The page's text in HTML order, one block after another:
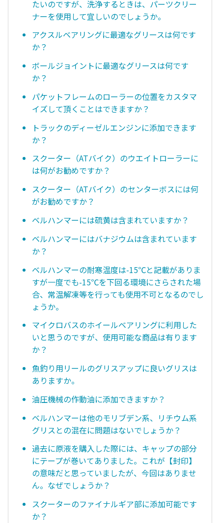
たいのですが、洗浄するときは、パーツクリー
ナーを使用して宜しいのでしょうか。
アクスルベアリングに最適なグリースは何です
か？
ボールジョイントに最適なグリースは何です
か？
パケットフレームのローラーの位置をカスタマ
イズして頂くことはできますか？
トラックのディーゼルエンジンに添加できます
か？
スクーター（ATバイク）のウエイトローラーに
は何がお勧めですか？
スクーター（ATバイク）のセンターボスには何
がお勧めですか？
ベルハンマーには硫黄は含まれていますか？
ベルハンマーにはバナジウムは含まれています
か？
ベルハンマーの耐寒温度は-15℃と記載がありま
すが一度でも-15℃を下回る環境にさらされた場
合、常温解凍等を行っても使用不可となるのでし
ょうか。
マイクロバスのホイールベアリングに利用した
いと思うのですが、使用可能な商品は有ります
か？
魚釣り用リールのグリスアップに良いグリスは
ありますか。
油圧機械の作動油に添加できますか？
ベルハンマーは他のモリブデン系、リチウム系
グリスとの混在に問題はないでしょうか？
過去に原液を購入した際には、キャップの部分
にテープが巻いてありました。これが【封印】
の意味だと思っていましたが、今回はありませ
ん。なぜでしょうか？
スクーターのファイナルギア部に添加可能です
か？